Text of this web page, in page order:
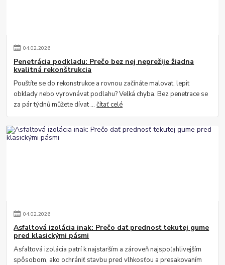
04.02.2026
Penetrácia podkladu: Prečo bez nej neprežije žiadna
kvalitná rekonštrukcia
Pouštíte se do rekonstrukce a rovnou začínáte malovat, lepit
obklady nebo vyrovnávat podlahu? Velká chyba. Bez penetrace se
za pár týdnů můžete dívat ...čítať celé
04.02.2026
Asfaltová izolácia inak: Prečo dať prednosť tekutej gume
pred klasickými pásmi
Asfaltová izolácia patrí k najstarším a zároveň najspoľahlivejším
spôsobom, ako ochrániť stavbu pred vlhkosťou a presakovaním